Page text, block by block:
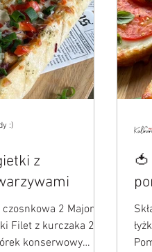
z
2 Majonez
Filet z kurczaka 200
konserwowy
:)